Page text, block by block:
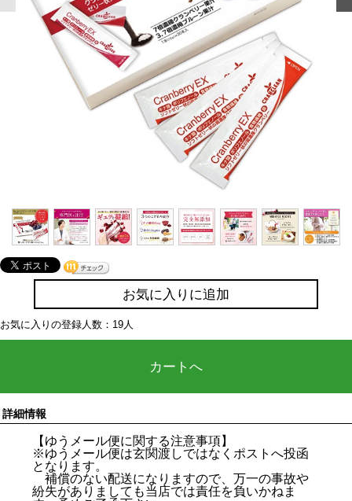
お気に入りに追加
お気に入りの登録人数：19人
カートへ
詳細情報
【ゆうメール便に関する注意事項】
※ゆうメール便は玄関渡しではなくポストへ投函
となります。
補償のない配送になりますので、万一の事故や
紛失がありましても当店では責任を負いかねま